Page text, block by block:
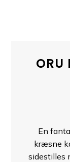
ORU
En
kræsne
sidestilles